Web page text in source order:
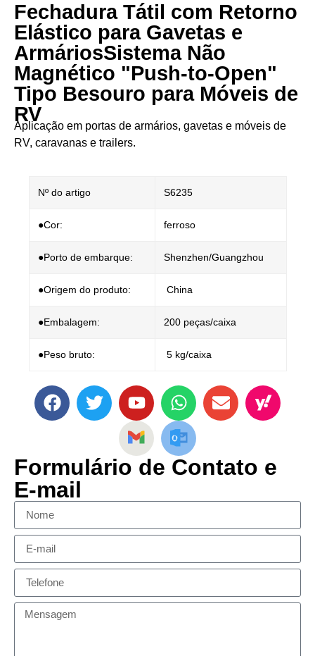
Fechadura Tátil com Retorno
Elástico para Gavetas e
Armários​​ ​​Sistema Não
Magnético "Push-to-Open"
Tipo Besouro para Móveis de
RV​​
Aplicação em portas de armários, gavetas e móveis de
RV, caravanas e trailers.
Nº do artigo S6235
●Cor: ferroso
●Porto de embarque: Shenzhen/Guangzhou
●Origem do produto: China
●Embalagem: 200 peças/caixa
●Peso bruto: 5 kg/caixa
Formulário de Contato e
E-mail